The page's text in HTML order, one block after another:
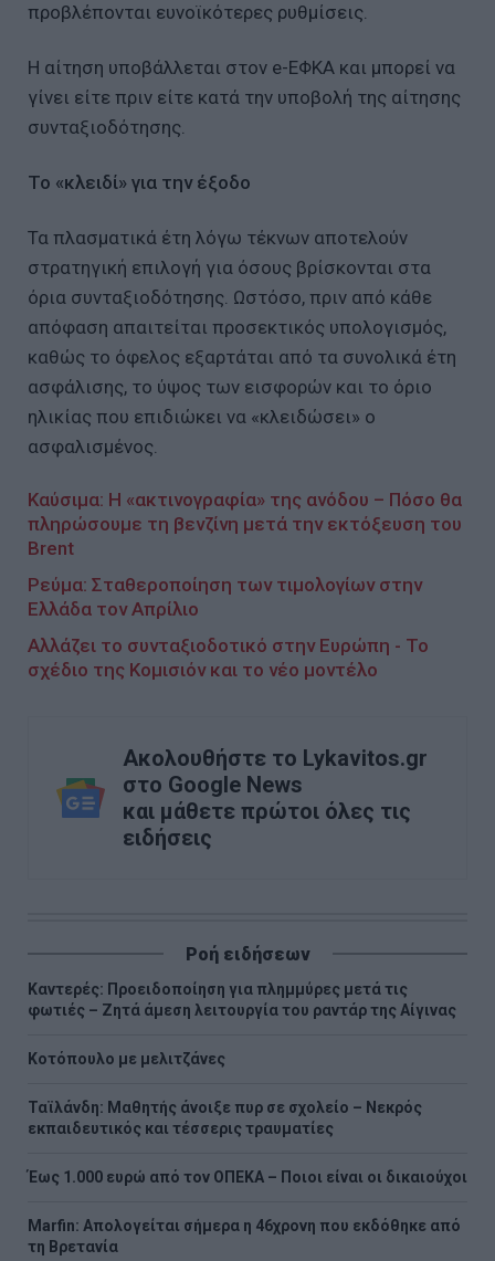
προβλέπονται ευνοϊκότερες ρυθμίσεις.
Η αίτηση υποβάλλεται στον e-ΕΦΚΑ και μπορεί να
γίνει είτε πριν είτε κατά την υποβολή της αίτησης
συνταξιοδότησης.
Το «κλειδί» για την έξοδο
Τα πλασματικά έτη λόγω τέκνων αποτελούν
στρατηγική επιλογή για όσους βρίσκονται στα
όρια συνταξιοδότησης. Ωστόσο, πριν από κάθε
απόφαση απαιτείται προσεκτικός υπολογισμός,
καθώς το όφελος εξαρτάται από τα συνολικά έτη
ασφάλισης, το ύψος των εισφορών και το όριο
ηλικίας που επιδιώκει να «κλειδώσει» ο
ασφαλισμένος.
Καύσιμα: Η «ακτινογραφία» της ανόδου – Πόσο θα
πληρώσουμε τη βενζίνη μετά την εκτόξευση του
Brent
Ρεύμα: Σταθεροποίηση των τιμολογίων στην
Ελλάδα τον Απρίλιο
Αλλάζει το συνταξιοδοτικό στην Ευρώπη - Το
σχέδιο της Κομισιόν και το νέο μοντέλο
Ακολουθήστε το Lykavitos.gr
στο Google News
και μάθετε πρώτοι όλες τις
ειδήσεις
Ροή ειδήσεων
Καντερές: Προειδοποίηση για πλημμύρες μετά τις
φωτιές – Ζητά άμεση λειτουργία του ραντάρ της Αίγινας
Κοτόπουλο με μελιτζάνες
Ταϊλάνδη: Μαθητής άνοιξε πυρ σε σχολείο – Νεκρός
εκπαιδευτικός και τέσσερις τραυματίες
Έως 1.000 ευρώ από τον ΟΠΕΚΑ – Ποιοι είναι οι δικαιούχοι
Marfin: Απολογείται σήμερα η 46χρονη που εκδόθηκε από
τη Βρετανία